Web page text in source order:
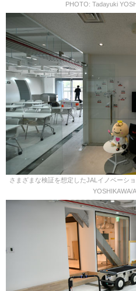
PHOTO: Tadayuki
さまざまな検証を想定したJALイノベーシ
YOSHIKAWA/